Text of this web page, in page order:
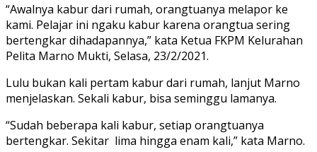
“Awalnya kabur dari rumah, orangtuanya melapor ke
kami. Pelajar ini ngaku kabur karena orangtua sering
bertengkar dihadapannya,” kata Ketua FKPM Kelurahan
Pelita Marno Mukti, Selasa, 23/2/2021.
Lulu bukan kali pertam kabur dari rumah, lanjut Marno
menjelaskan. Sekali kabur, bisa seminggu lamanya.
“Sudah beberapa kali kabur, setiap orangtuanya
bertengkar. Sekitar lima hingga enam kali,” kata Marno.